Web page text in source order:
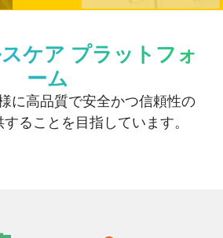
ケア プラットフォ
ーム
に高品質で安全かつ信頼性の
ることを目指しています。